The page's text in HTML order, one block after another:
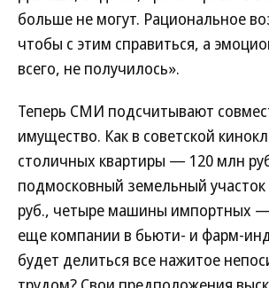
больше не могут. Рациональное
чтобы с этим справиться, а
всего, не получилось».
Теперь СМИ подсчитывают
имущество. Как в советской
столичных квартиры — 120 млн
подмосковный земельный
руб., четыре машины импортных
еще компании в бьюти- и фарм-
будет делиться все нажитое